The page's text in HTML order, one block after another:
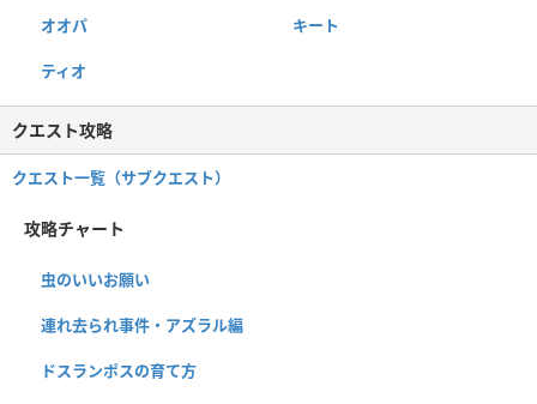
オオパ キート
ティオ
クエスト攻略
クエスト一覧（サブクエスト）
攻略チャート
虫のいいお願い
連れ去られ事件・アズラル編
ドスランポスの育て方